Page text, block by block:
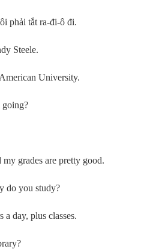
phải tắt ra-đi-ô đi.
Steele.
University.
going?
grades are pretty good.
do you study?
day, plus classes.